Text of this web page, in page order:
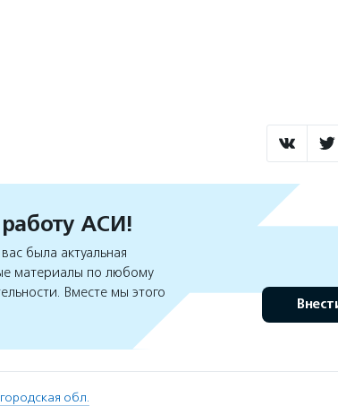
АСИ!
была актуальная
материалы по любому
Вместе мы этого
обл.